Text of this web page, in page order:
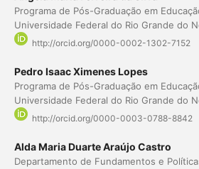
Programa de Pós-Graduação em
Universidade Federal do Rio Grande do
http://orcid.org/0000-0002-1302-7152
Pedro Isaac Ximenes Lopes
Programa de Pós-Graduação em
Universidade Federal do Rio Grande do
http://orcid.org/0000-0003-0788-8842
Alda Maria Duarte Araújo Castro
Departamento de Fundamentos e